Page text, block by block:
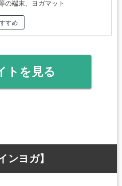
の端末、ヨガマット
すめ
トを見る
ンヨガ】